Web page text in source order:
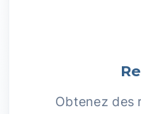
Obtenez des